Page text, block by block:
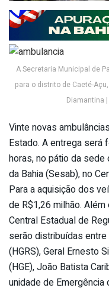
A Secretaria Municipal de
para o distrito de Caeté-
Diamantina
Vinte novas
Estado. A entrega será
horas, no pátio da sede
da Bahia (Sesab), no
Para a aquisição dos
de R$1,26 milhão.
Central Estadual de
serão distribuídas
(HGRS), Geral Ernesto
(HGE), João Batista
unidade de Emergência